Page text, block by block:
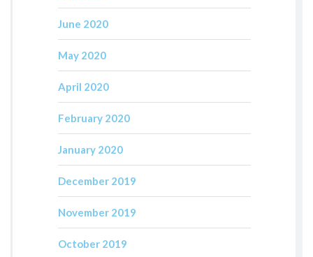
June 2020
May 2020
April 2020
February 2020
January 2020
December 2019
November 2019
October 2019